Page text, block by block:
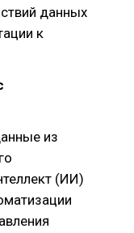
данных
к
из
(ИИ)